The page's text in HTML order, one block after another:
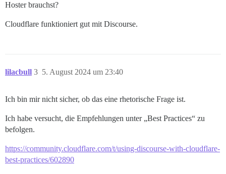
Hoster brauchst?
Cloudflare funktioniert gut mit Discourse.
lilacbull 5. August 2024 um 23:40
3
Ich bin mir nicht sicher, ob das eine rhetorische Frage ist.
Ich habe versucht, die Empfehlungen unter „Best Practices“ zu
befolgen.
https://community.cloudflare.com/t/using-discourse-with-cloudflare-
best-practices/602890